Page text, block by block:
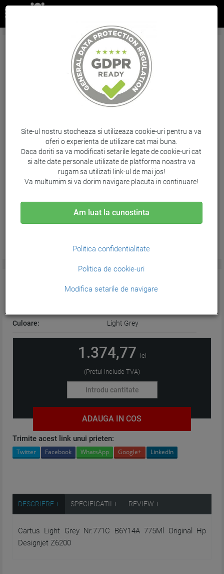
Cartus Light Grey Nr.771C B6Y14A 775Ml
Original Hp Designjet Z6200
Brand: HP / Cod: B6Y14A
CARACTERISTICI GENERALE:
Culoare: Light Grey
1.374,77 lei
(Pretul include TVA)
ADAUGA IN COS
Trimite acest link unui prieten:
Twitter Facebook WhatsApp Google+ LinkedIn
DESCRIERE + SPECIFICATII + REVIEW +
Cartus Light Grey Nr.771C B6Y14A 775Ml Original Hp
Designjet Z6200
Site-ul nostru stocheaza si utilizeaza cookie-uri pentru a va
oferi o experienta de utilizare cat mai buna.
Daca doriti sa va modificati setarile legate de cookie-uri cat
si alte date personale utilizate de platforma noastra va
rugam sa utilizati link-ul de mai jos!
Va multumim si va dorim navigare placuta in continuare!
Am luat la cunostinta
Politica confidentialitate
Politica de cookie-uri
Modifica setarile de navigare